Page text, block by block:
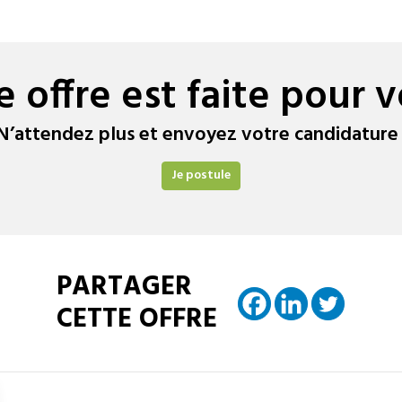
offre est faite pour
plus et envoyez votre candidature
Je postule
PARTAGER
CETTE OFFRE